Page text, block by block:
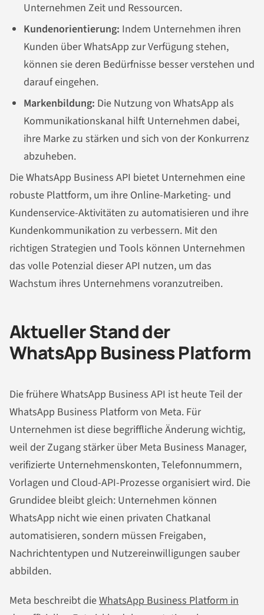
Unternehmen Zeit und Ressourcen.
Kundenorientierung: Indem Unternehmen ihren
Kunden über WhatsApp zur Verfügung stehen,
können sie deren Bedürfnisse besser verstehen und
darauf eingehen.
Markenbildung: Die Nutzung von WhatsApp als
Kommunikationskanal hilft Unternehmen dabei,
ihre Marke zu stärken und sich von der Konkurrenz
abzuheben.
Die WhatsApp Business API bietet Unternehmen eine
robuste Plattform, um ihre Online-Marketing- und
Kundenservice-Aktivitäten zu automatisieren und ihre
Kundenkommunikation zu verbessern. Mit den
richtigen Strategien und Tools können Unternehmen
das volle Potenzial dieser API nutzen, um das
Wachstum ihres Unternehmens voranzutreiben.
Aktueller Stand der
WhatsApp Business Platform
Die frühere WhatsApp Business API ist heute Teil der
WhatsApp Business Platform von Meta. Für
Unternehmen ist diese begriffliche Änderung wichtig,
weil der Zugang stärker über Meta Business Manager,
verifizierte Unternehmenskonten, Telefonnummern,
Vorlagen und Cloud-API-Prozesse organisiert wird. Die
Grundidee bleibt gleich: Unternehmen können
WhatsApp nicht wie einen privaten Chatkanal
automatisieren, sondern müssen Freigaben,
Nachrichtentypen und Nutzereinwilligungen sauber
abbilden.
Meta beschreibt dieWhatsApp Business Platform in